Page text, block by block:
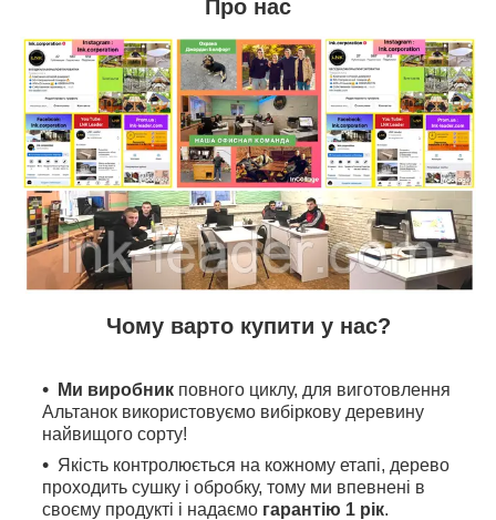
Про нас
Чому варто купити у нас?
Ми виробник повного циклу, для виготовлення
Альтанок використовуємо вибіркову деревину
найвищого сорту!
Якість контролюється на кожному етапі, дерево
проходить сушку і обробку, тому ми впевнені в
своєму продукті і надаємо гарантію 1 рік.